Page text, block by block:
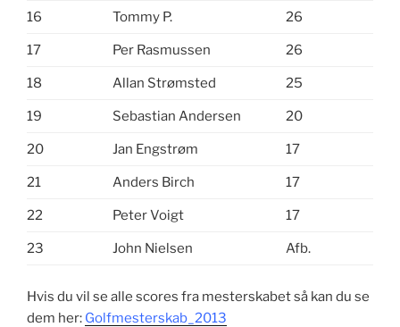
16 Tommy P. 26
17 Per Rasmussen 26
18 Allan Strømsted 25
19 Sebastian Andersen 20
20 Jan Engstrøm 17
21 Anders Birch 17
22 Peter Voigt 17
23 John Nielsen Afb.
Hvis du vil se alle scores fra mesterskabet så kan du se
dem her: Golfmesterskab_2013